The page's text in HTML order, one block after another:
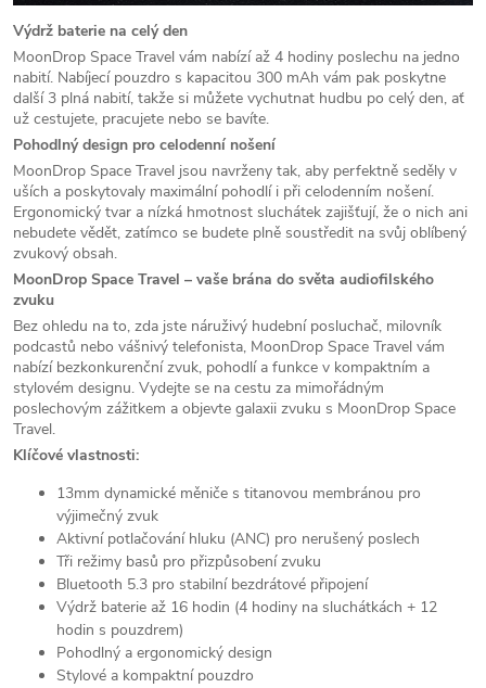
Výdrž baterie na celý den
MoonDrop Space Travel vám nabízí až 4 hodiny poslechu na jedno
nabití. Nabíjecí pouzdro s kapacitou 300 mAh vám pak poskytne
další 3 plná nabití, takže si můžete vychutnat hudbu po celý den, ať
už cestujete, pracujete nebo se bavíte.
Pohodlný design pro celodenní nošení
MoonDrop Space Travel jsou navrženy tak, aby perfektně seděly v
uších a poskytovaly maximální pohodlí i při celodenním nošení.
Ergonomický tvar a nízká hmotnost sluchátek zajišťují, že o nich ani
nebudete vědět, zatímco se budete plně soustředit na svůj oblíbený
zvukový obsah.
MoonDrop Space Travel – vaše brána do světa audiofilského
zvuku
Bez ohledu na to, zda jste náruživý hudební posluchač, milovník
podcastů nebo vášnivý telefonista, MoonDrop Space Travel vám
nabízí bezkonkurenční zvuk, pohodlí a funkce v kompaktním a
stylovém designu. Vydejte se na cestu za mimořádným
poslechovým zážitkem a objevte galaxii zvuku s MoonDrop Space
Travel.
Klíčové vlastnosti:
13mm dynamické měniče s titanovou membránou pro
výjimečný zvuk
Aktivní potlačování hluku (ANC) pro nerušený poslech
Tři režimy basů pro přizpůsobení zvuku
Bluetooth 5.3 pro stabilní bezdrátové připojení
Výdrž baterie až 16 hodin (4 hodiny na sluchátkách + 12
hodin s pouzdrem)
Pohodlný a ergonomický design
Stylové a kompaktní pouzdro